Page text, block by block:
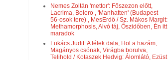
Nemes Zoltán 'mettor': Főszezon előtt,
Lacrima, Bolero , 'Manhatten' (Budapest
56-osok tere) , MesErdő / Sz. Mákos Margit:
Methamorphosis, Alvó táj, Őszidőben, Én itt
maradok
Lukács Judit: A lélek dala, Hol a hazám,
Magányos csónak, Virágba borulva,
Telihold / Kotaszek Hedvig: Álomlátó, Ezüst